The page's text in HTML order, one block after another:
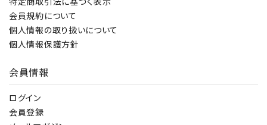
会員規約について
個人情報の取り扱いについて
個人情報保護方針
会員情報
ログイン
会員登録